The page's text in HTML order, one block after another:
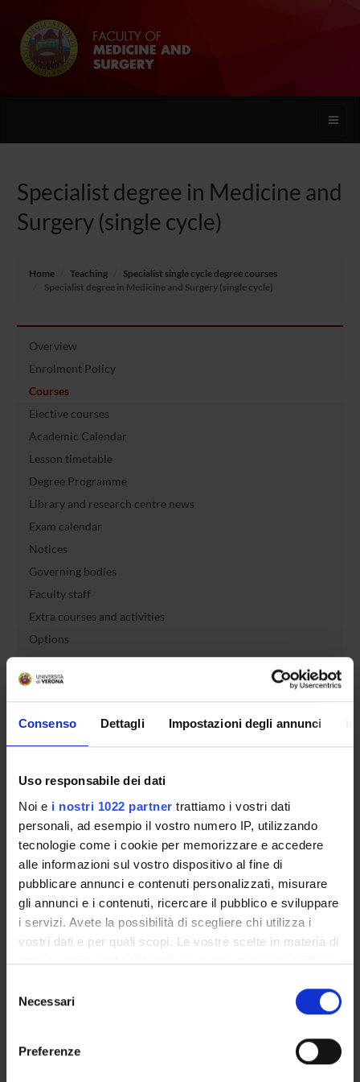
Consenso Dettagli Impostazioni degli annunci
Uso responsabile dei dati
Noi e i nostri 1022 partner trattiamo i vostri dati
personali, ad esempio il vostro numero IP, utilizzando
tecnologie come i cookie per memorizzare e accedere
alle informazioni sul vostro dispositivo al fine di
pubblicare annunci e contenuti personalizzati, misurare
gli annunci e i contenuti, ricercare il pubblico e sviluppare
i servizi. Avete la possibilità di scegliere chi utilizza i
vostri dati e per quali scopi. Le vostre scelte in materia di
privacy sono applicabili solo su questa proprietà digitale
modificare o revocare il proprio consenso in qualsiasi
momento dalla Dichiarazione sui cookie o facendo clic
delNecessari
Preferenze
Toggle
Specialist degree in Medicine and
Surgery (single cycle)
Home Teaching
Specialist single cycle degree courses
Specialist degree in Medicine and Surgery (single cycle)
Overview
Enrolment Policy
Courses
Elective courses
Academic Calendar
Lesson timetable
Degree Programme
Library and research centre news
Exam calendar
Notices
Governing bodies
Faculty staff
Extra courses and activities
Options
Graduation
Documents
OFFERTA FORMATIVA
SEMESTRE FILTRO
CORSI DI LAUREA MAGISTRALE
POST LAUREA
Systematic pathology I - Malattie